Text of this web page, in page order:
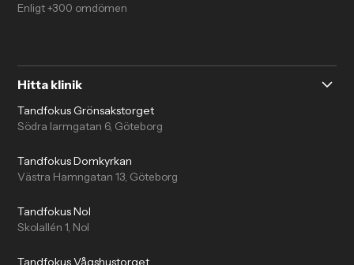
Enligt +300 omdömen
Hitta klinik
Tandfokus Grönsakstorget
Södra larmgatan 6, Göteborg
Tandfokus Domkyrkan
Västra Hamngatan 13, Göteborg
Tandfokus Nol
Skolallén 1, Nol
Tandfokus Vågshustorget